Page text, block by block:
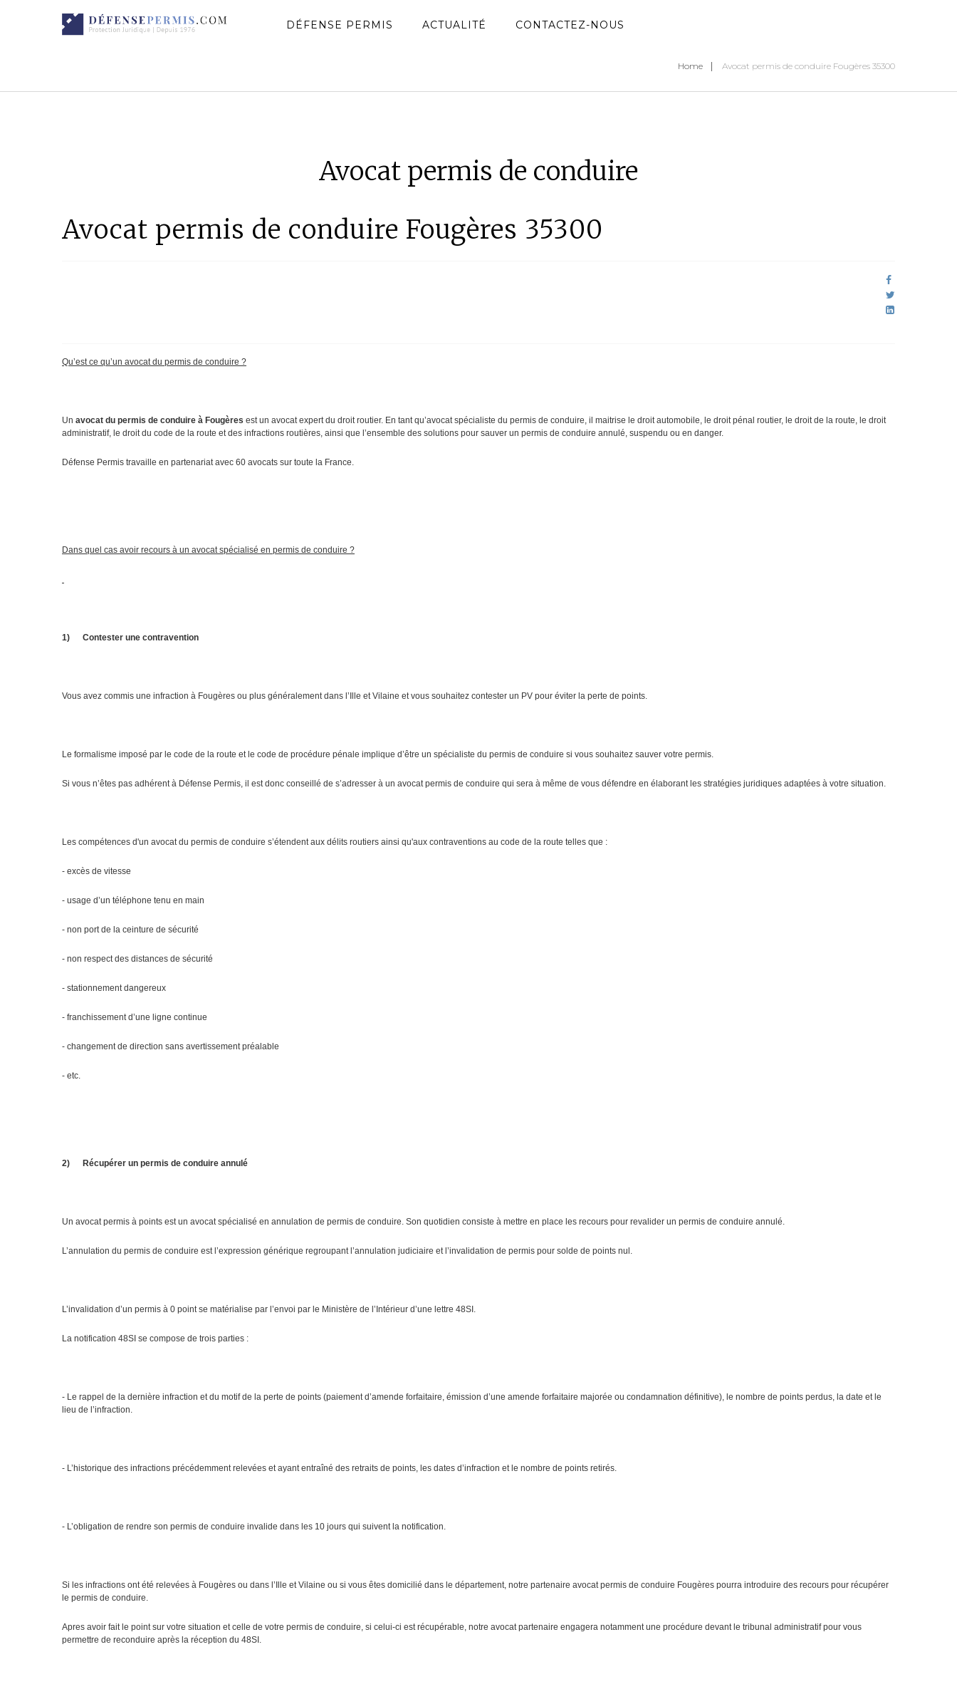
DÉFENSE PERMIS ACTUALITÉ CONTACTEZ-NOUS
Home Avocat permis de conduire Fougères 35300
Avocat permis de conduire
Avocat permis de conduire Fougères 35300
Qu’est ce qu’un avocat du permis de conduire ?
Un avocat du permis de conduire à Fougères est un avocat expert du droit routier. En tant qu’avocat spécialiste du permis de conduire, il maitrise le droit automobile, le droit pénal routier, le droit de la route, le droit
administratif, le droit du code de la route et des infractions routières, ainsi que l’ensemble des solutions pour sauver un permis de conduire annulé, suspendu ou en danger.
Défense Permis travaille en partenariat avec 60 avocats sur toute la France.
Dans quel cas avoir recours à un avocat spécialisé en permis de conduire ?
1) Contester une contravention
Vous avez commis une infraction à Fougères ou plus généralement dans l’Ille et Vilaine et vous souhaitez contester un PV pour éviter la perte de points.
Le formalisme imposé par le code de la route et le code de procédure pénale implique d’être un spécialiste du permis de conduire si vous souhaitez sauver votre permis.
Si vous n’êtes pas adhérent à Défense Permis, il est donc conseillé de s’adresser à un avocat permis de conduire qui sera à même de vous défendre en élaborant les stratégies juridiques adaptées à votre situation.
Les compétences d'un avocat du permis de conduire s’étendent aux délits routiers ainsi qu'aux contraventions au code de la route telles que :
- excès de vitesse
- usage d’un téléphone tenu en main
- non port de la ceinture de sécurité
- non respect des distances de sécurité
- stationnement dangereux
- franchissement d’une ligne continue
- changement de direction sans avertissement préalable
- etc.
2) Récupérer un permis de conduire annulé
Un avocat permis à points est un avocat spécialisé en annulation de permis de conduire. Son quotidien consiste à mettre en place les recours pour revalider un permis de conduire annulé.
L’annulation du permis de conduire est l’expression générique regroupant l’annulation judiciaire et l’invalidation de permis pour solde de points nul.
L’invalidation d’un permis à 0 point se matérialise par l’envoi par le Ministère de l’Intérieur d’une lettre 48SI.
La notification 48SI se compose de trois parties :
- Le rappel de la dernière infraction et du motif de la perte de points (paiement d’amende forfaitaire, émission d’une amende forfaitaire majorée ou condamnation définitive), le nombre de points perdus, la date et le
lieu de l’infraction.
- L’historique des infractions précédemment relevées et ayant entraîné des retraits de points, les dates d’infraction et le nombre de points retirés.
- L’obligation de rendre son permis de conduire invalide dans les 10 jours qui suivent la notification.
Si les infractions ont été relevées à Fougères ou dans l’Ille et Vilaine ou si vous êtes domicilié dans le département, notre partenaire avocat permis de conduire Fougères pourra introduire des recours pour récupérer
le permis de conduire.
Apres avoir fait le point sur votre situation et celle de votre permis de conduire, si celui-ci est récupérable, notre avocat partenaire engagera notamment une procédure devant le tribunal administratif pour vous
permettre de reconduire après la réception du 48SI.